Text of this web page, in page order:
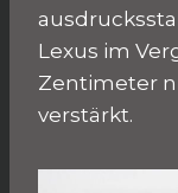
Lexus im
Zentimeter
verstärkt.